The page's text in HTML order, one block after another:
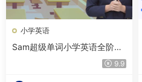
小学英语
Sam超级单词小学英语全阶段
9.9